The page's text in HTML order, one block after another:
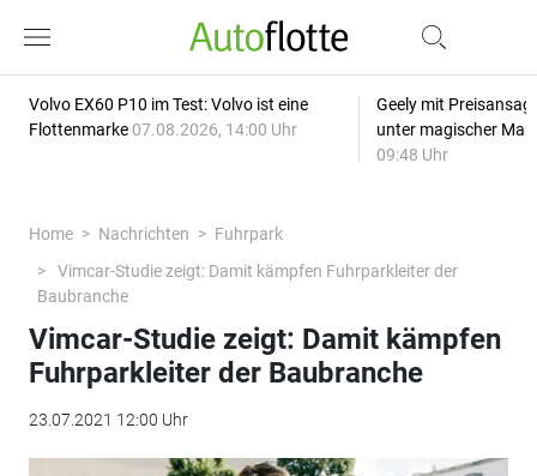
Volvo EX60 P10 im Test: Volvo ist eine
Flottenmarke 07.08.2026, 14:00 Uhr
Geely mit
unter magischer
09:48 Uhr
Home Nachrichten
Fuhrpark
Vimcar-Studie zeigt: Damit kämpfen Fuhrparkleiter der
Baubranche
Vimcar-Studie zeigt: Damit kämpfen
Fuhrparkleiter der Baubranche
23.07.2021 12:00 Uhr